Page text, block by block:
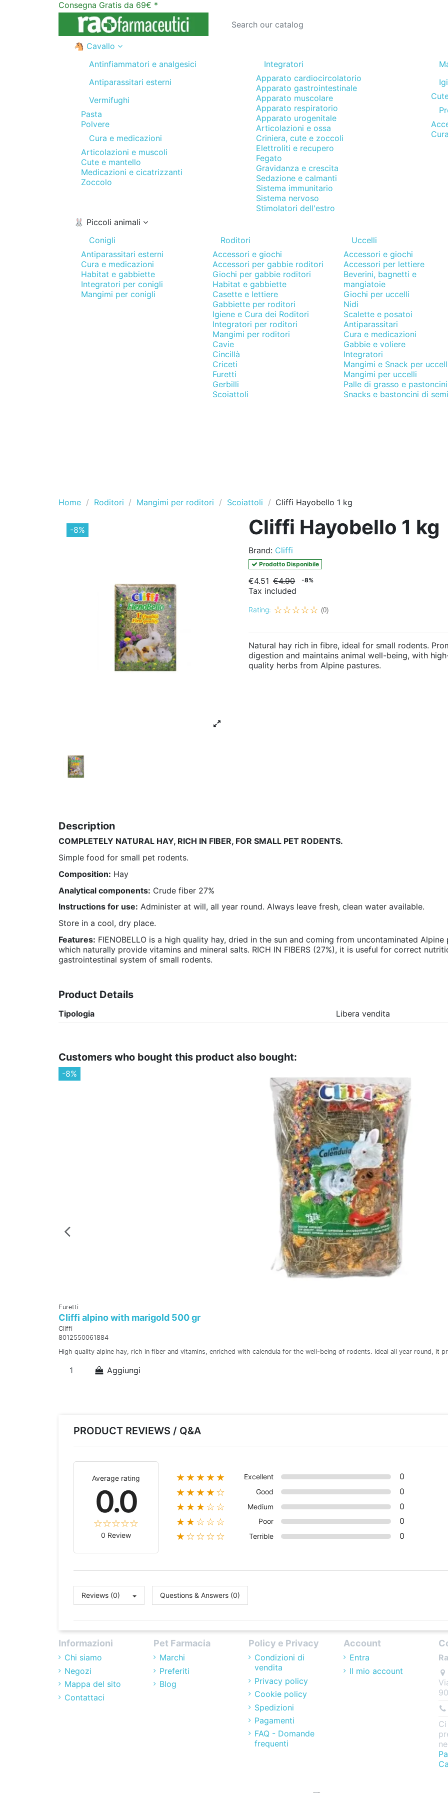
Consegna Gratis da 69€ *
🐴 Cavallo
Antinfiammatori e analgesici
Antiparassitari esterni
Vermifughi
Pasta
Polvere
Cura e medicazioni
Articolazioni e muscoli
Cute e mantello
Medicazioni e cicatrizzanti
Zoccolo
Integratori
Apparato cardiocircolatorio
Apparato gastrointestinale
Apparato muscolare
Apparato respiratorio
Apparato urogenitale
Articolazioni e ossa
Criniera, cute e zoccoli
Elettroliti e recupero
Fegato
Gravidanza e crescita
Sedazione e calmanti
Sistema immunitario
Sistema nervoso
Stimolatori dell'estro
🐰 Piccoli animali
Conigli
Antiparassitari esterni
Cura e medicazioni
Habitat e gabbiette
Integratori per conigli
Mangimi per conigli
Roditori
Accessori e giochi
Accessori per gabbie roditori
Giochi per gabbie roditori
Habitat e gabbiette
Casette e lettiere
Gabbiette per roditori
Igiene e Cura dei Roditori
Integratori per roditori
Mangimi per roditori
Cavie
Cincillà
Criceti
Furetti
Gerbilli
Scoiattoli
Uccelli
Accessori e giochi
Accessori per lettiere
Beverini, bagnetti e
mangiatoie
Giochi per uccelli
Nidi
Scalette e posatoi
Antiparassitari
Cura e medicazioni
Gabbie e voliere
Integratori
Mangimi e Snack per
Mangimi per uccelli
Palle di grasso e pastoncini
Snacks e bastoncini di semi
Home
Roditori Mangimi per roditori Scoiattoli Cliffi Hayobello 1 kg
-8% Cliffi Hayobello 1 kg
Brand: Cliffi
Prodotto Disponibile
€4.51 €4.90 -8%
Tax included
Rating: (0)
Natural hay rich in fibre, ideal for small rodents.
digestion and maintains animal well-being, with
quality herbs from Alpine pastures.
Description
COMPLETELY NATURAL HAY, RICH IN FIBER, FOR SMALL PET RODENTS.
Simple food for small pet rodents.
Composition: Hay
Analytical components: Crude fiber 27%
Instructions for use: Administer at will, all year round. Always leave fresh, clean water available.
Store in a cool, dry place.
Features: FIENOBELLO is a high quality hay, dried in the sun and coming from uncontaminated
which naturally provide vitamins and mineral salts. RICH IN FIBERS (27%), it is useful for correct
gastrointestinal system of small rodents.
Product Details
Tipologia Libera vendita
Customers who bought this product also bought:
-8%
Furetti
Cliffi alpino with marigold 500 gr
Cliffi
8012550061884
High quality alpine hay, rich in fiber and vitamins, enriched with calendula for the well-being of rodents. Ideal all year round, it
Aggiungi
PRODUCT REVIEWS / Q&A
Average rating
0.0
0 Review
★★★★★ Excellent 0
★★★★☆ Good 0
★★★☆☆ Medium 0
★★☆☆☆ Poor 0
★☆☆☆☆ Terrible 0
Reviews (0) Questions & Answers (0)
Informazioni
Chi siamo
Negozi
Mappa del sito
Contattaci
Pet Farmacia
Marchi
Preferiti
Blog
Policy e Privacy
Condizioni di
vendita
Privacy policy
Cookie policy
Spedizioni
Pagamenti
FAQ - Domande
frequenti
Account
Entra
Il mio account